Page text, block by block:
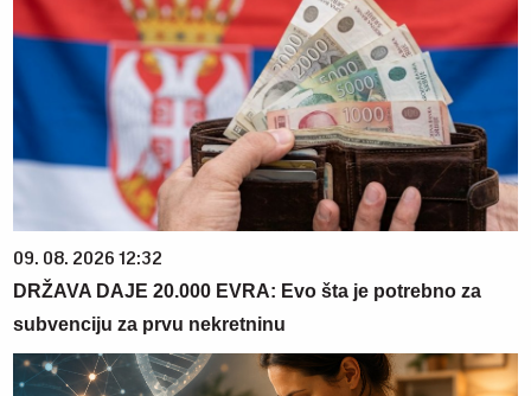
09. 08. 2026 12:32
DRŽAVA DAJE 20.000 EVRA: Evo šta je potrebno za
subvenciju za prvu nekretninu